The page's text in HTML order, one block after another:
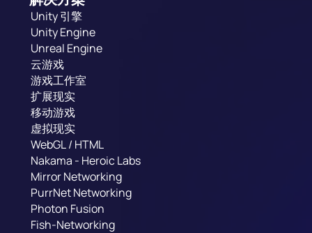
Unity 引擎
Unity Engine
Unreal Engine
云游戏
游戏工作室
扩展现实
移动游戏
虚拟现实
WebGL / HTML
Nakama - Heroic Labs
Mirror Networking
PurrNet Networking
Photon Fusion
Fish-Networking